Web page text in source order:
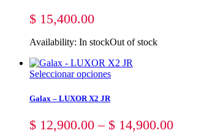
$ 15,400.00
Availability: In stockOut of stock
Seleccionar opciones
Galax – LUXOR X2 JR
$ 12,900.00 – $ 14,900.00